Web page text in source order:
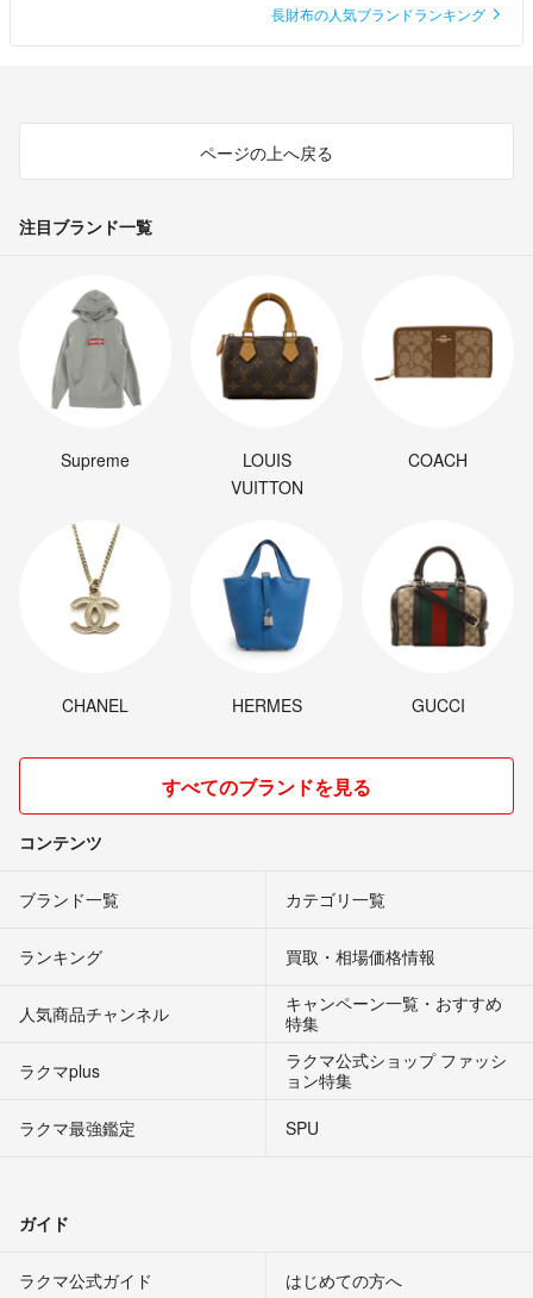
長財布の人気ブランドランキング
ページの上へ戻る
注目ブランド一覧
Supreme
LOUIS
VUITTON
COACH
CHANEL HERMES GUCCI
すべてのブランドを見る
コンテンツ
ブランド一覧 カテゴリ一覧
ランキング 買取・相場価格情報
人気商品チャンネル
キャンペーン一覧・おすすめ
特集
ラクマplus
ラクマ公式ショップ ファッシ
ョン特集
ラクマ最強鑑定
SPU
ガイド
ラクマ公式ガイド はじめての方へ